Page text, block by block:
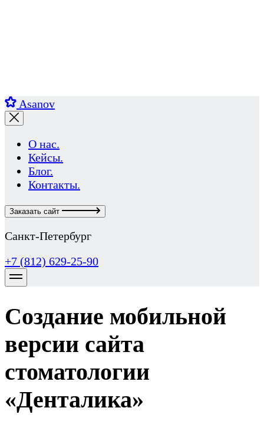
Asanov
О нас.
Кейсы.
Блог.
Контакты.
Заказать сайт
Санкт-Петербург
+7 (812) 629-25-90
Создание мобильной
версии сайта
стоматологии
«Денталика»